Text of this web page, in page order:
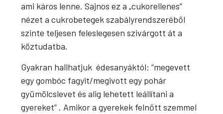
ami káros lenne. Sajnos ez a „cukorellenes”
nézet a cukrobetegek szabályrendszeréből
szinte teljesen feleslegesen szivárgott át a
köztudatba.
Gyakran hallhatjuk édesanyáktól: “megevett
egy gombóc fagyit/megivott egy pohár
gyümölcslevet és alig lehetett leállítani a
gyereket” . Amikor a gyerekek felnőtt szemmel